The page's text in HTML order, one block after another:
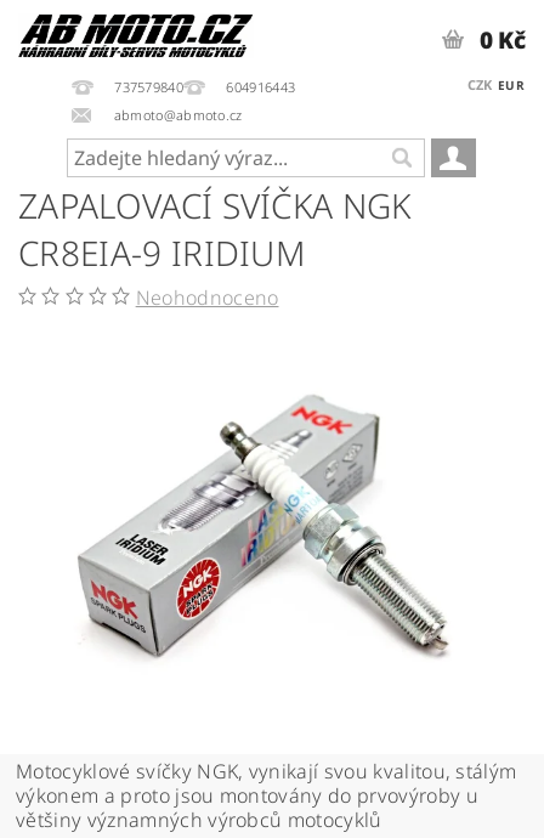
737579840
604916443
abmoto@abmoto.cz
CZK EUR
0 Kč
ZAPALOVACÍ SVÍČKA NGK
CR8EIA-9 IRIDIUM
Neohodnoceno
Motocyklové svíčky NGK, vynikají svou kvalitou, stálým
výkonem a proto jsou montovány do prvovýroby u
většiny významných výrobců motocyklů